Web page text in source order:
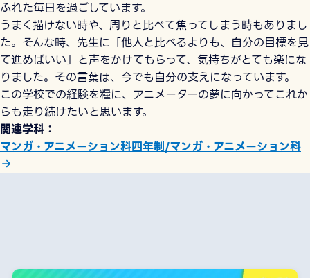
ふれた毎日を過ごしています。
うまく描けない時や、周りと比べて焦ってしまう時もありまし
た。そんな時、先生に「他人と比べるよりも、自分の目標を見
て進めばいい」と声をかけてもらって、気持ちがとても楽にな
りました。その言葉は、今でも自分の支えになっています。
この学校での経験を糧に、アニメーターの夢に向かってこれか
らも走り続けたいと思います。
関連学科
マンガ・アニメーション科四年制/マンガ・アニメーション科